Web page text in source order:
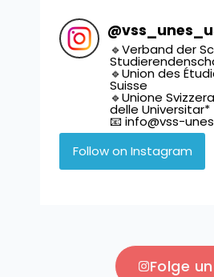
@
🔹Verband der
🔹Union des
Suisse
🔹Unione
delle Universitar*
📧 info@vss-
Follow on Instagram
Folge